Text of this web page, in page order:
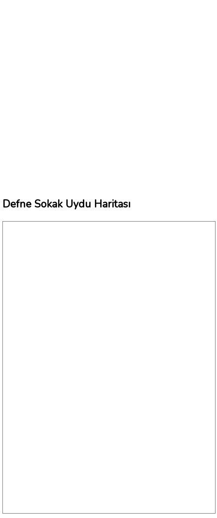
Defne Sokak Uydu Haritası